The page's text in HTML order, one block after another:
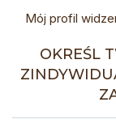
Mój profil
OKREŚL